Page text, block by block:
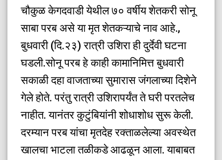
चौकुळ केगदवाडी येथील ७० वर्षीय शेतकरी सोनू
साबा परब असे या मृत शेतकऱ्याचे नाव आहे.,
बुधवारी (दि.२३) रात्री उशिरा ही दुर्देवी घटना
घडली.सोनू परब हे काही कामानिमित्त बुधवारी
सकाळी दहा वाजताच्या सुमारास जंगलाच्या दिशेने
गेले होते. परंतु रात्री उशिरापर्यंत ते घरी परतलेच
नाहीत. यानंतर कुटुंबियांनी शोधाशोध सुरू केली.
दरम्यान परब यांचा मृतदेह रक्ताळलेल्या अवस्थेत
खालचा भाटला तळीकडे आढळून आला. याबाबत